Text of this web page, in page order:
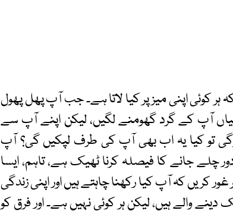
کوئی اپنی میز پر کیا لاتا ہے۔ جب آپ پھل پھول
آپ کے گرد گھومنے لگیں، لیکن اپنے آپ سے
تو کیا یہ اب بھی آپ کی طرف لپکیں گی؟ آپ
چلے جانے کا فیصلہ کرنا ٹھیک ہے، تاہم، ایسا
کریں کہ آپ کیا رکھنا چاہتے ہیں اور اپنی زندگی
والے ہیں، لیکن ہر کوئی نہیں ہے۔ اور فرق کو